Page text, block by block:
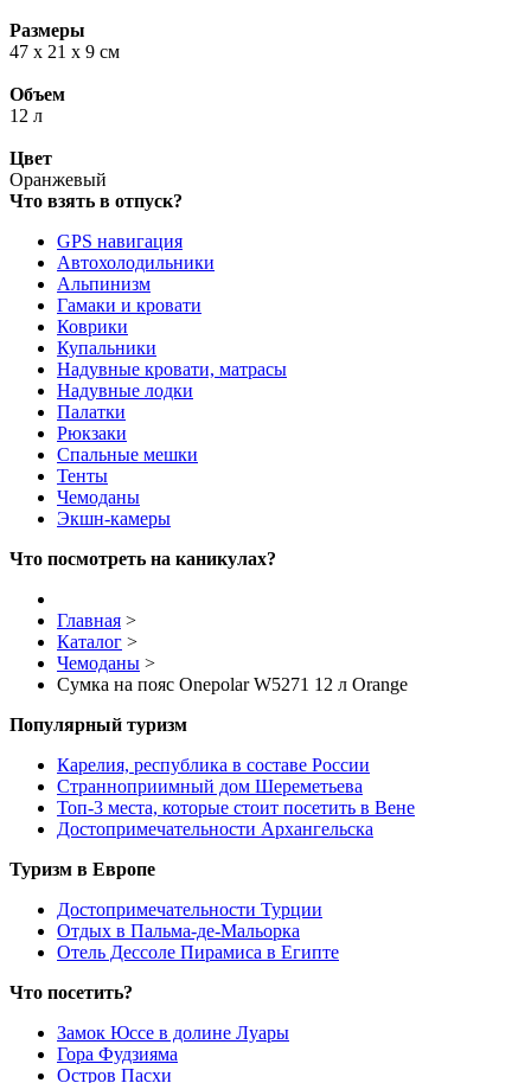
Размеры
47 х 21 х 9 см
Объем
12 л
Цвет
Оранжевый
Что взять в отпуск?
GPS навигация
Автохолодильники
Альпинизм
Гамаки и кровати
Коврики
Купальники
Надувные кровати, матрасы
Надувные лодки
Палатки
Рюкзаки
Спальные мешки
Тенты
Чемоданы
Экшн-камеры
Что посмотреть на каникулах?
Главная >
Каталог >
Чемоданы >
Сумка на пояс Onepolar W5271 12 л Orange
Популярный туризм
Карелия, республика в составе России
Странноприимный дом Шереметьева
Топ-3 места, которые стоит посетить в Вене
Достопримечательности Архангельска
Туризм в Европе
Достопримечательности Турции
Отдых в Пальма-де-Мальорка
Отель Дессоле Пирамиса в Египте
Что посетить?
Замок Юссе в долине Луары
Гора Фудзияма
Остров Пасхи